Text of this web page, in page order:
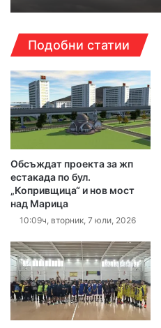
Подобни статии
Обсъждат проекта за жп
естакада по бул.
„Копривщица“ и нов мост
над Марица
10:09ч, вторник, 7 юли, 2026